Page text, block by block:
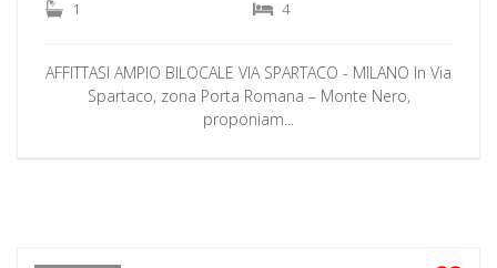
1
4
AFFITTASI AMPIO BILOCALE VIA SPARTACO - MILANO In Via
Spartaco, zona Porta Romana – Monte Nero,
proponiam...